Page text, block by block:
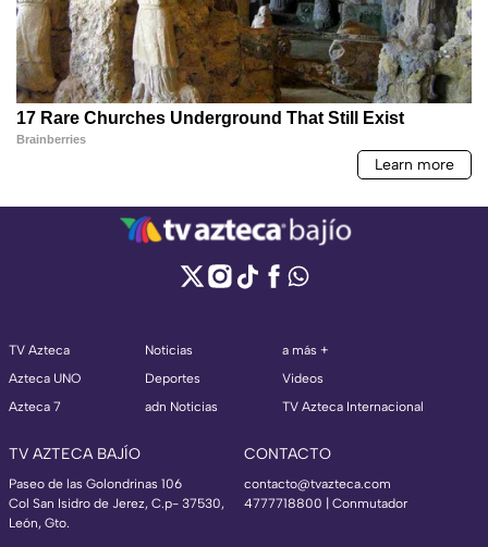
TV Azteca
Azteca UNO
Azteca 7
Noticias
Deportes
adn Noticias
a más +
Videos
TV Azteca Internacional
TV AZTECA BAJÍO
Paseo de las Golondrinas 106
Col San Isidro de Jerez, C.p- 37530,
León, Gto.
CONTACTO
contacto@tvazteca.com
4777718800 | Conmutador